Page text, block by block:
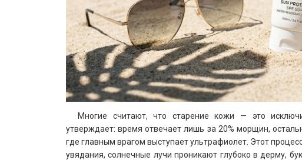
Многие считают, что старение кожи — это
утверждает: время отвечает лишь за 20% морщин,
где главным врагом выступает ультрафиолет. Этот
увядания, солнечные лучи проникают глубоко в дерму,